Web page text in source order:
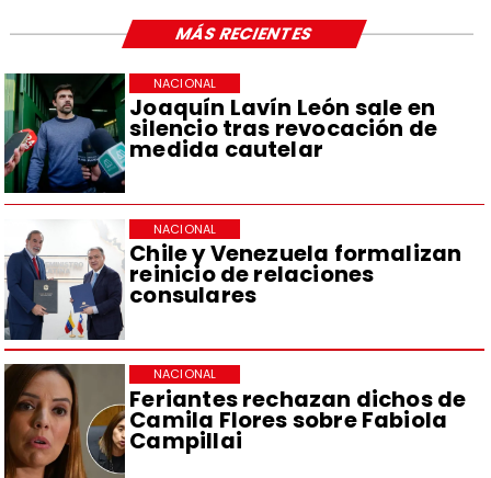
Joaquín Lavín León sale en
silencio tras revocación de
medida cautelar
NACIONAL
Chile y Venezuela formalizan
reinicio de relaciones
consulares
NACIONAL
Feriantes rechazan dichos de
Camila Flores sobre Fabiola
Campillai
NACIONAL
MÁS RECIENTES